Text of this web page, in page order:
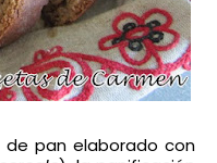
pan elaborado con